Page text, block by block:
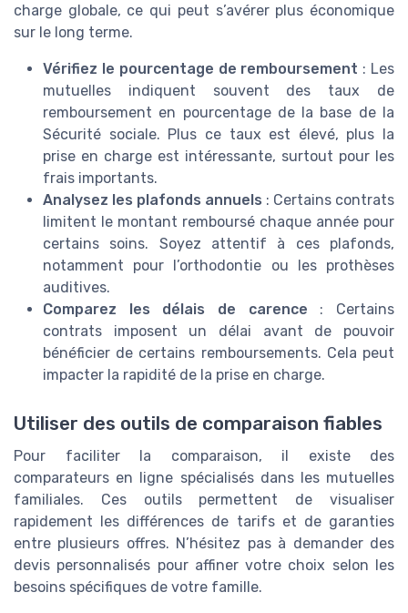
charge globale, ce qui peut s’avérer plus économique
sur le long terme.
Vérifiez le pourcentage de remboursement : Les
mutuelles indiquent souvent des taux de
remboursement en pourcentage de la base de la
Sécurité sociale. Plus ce taux est élevé, plus la
prise en charge est intéressante, surtout pour les
frais importants.
Analysez les plafonds annuels : Certains contrats
limitent le montant remboursé chaque année pour
certains soins. Soyez attentif à ces plafonds,
notamment pour l’orthodontie ou les prothèses
auditives.
Comparez les délais de carence : Certains
contrats imposent un délai avant de pouvoir
bénéficier de certains remboursements. Cela peut
impacter la rapidité de la prise en charge.
Utiliser des outils de comparaison fiables
Pour faciliter la comparaison, il existe des
comparateurs en ligne spécialisés dans les mutuelles
familiales. Ces outils permettent de visualiser
rapidement les différences de tarifs et de garanties
entre plusieurs offres. N’hésitez pas à demander des
devis personnalisés pour affiner votre choix selon les
besoins spécifiques de votre famille.